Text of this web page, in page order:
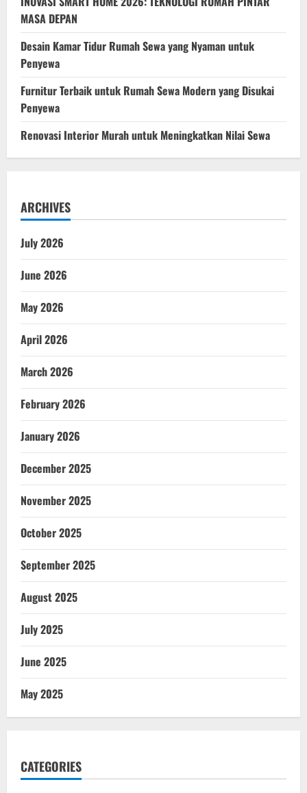
MASA DEPAN
Desain Kamar Tidur Rumah Sewa yang Nyaman untuk
Penyewa
Furnitur Terbaik untuk Rumah Sewa Modern yang Disukai
Penyewa
Renovasi Interior Murah untuk Meningkatkan Nilai Sewa
ARCHIVES
July 2026
June 2026
May 2026
April 2026
March 2026
February 2026
January 2026
December 2025
November 2025
October 2025
September 2025
August 2025
July 2025
June 2025
May 2025
CATEGORIES